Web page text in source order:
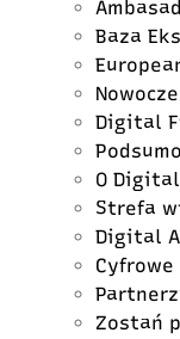
Baza
Digital
O
Strefa
Digital
Zostań